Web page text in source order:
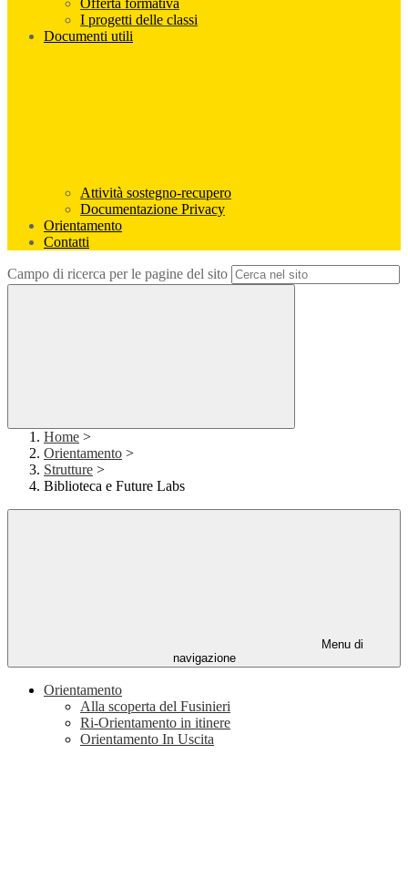
Offerta formativa
I progetti delle classi
Documenti utili
Attività sostegno-recupero
Documentazione Privacy
Orientamento
Contatti
Campo di ricerca per le pagine del sito
Home >
Orientamento >
Strutture >
Biblioteca e Future Labs
Menu di
navigazione
Orientamento
Alla scoperta del Fusinieri
Ri-Orientamento in itinere
Orientamento In Uscita